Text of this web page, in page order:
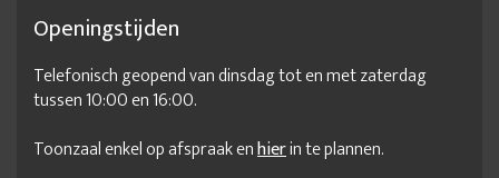
Openingstijden
Telefonisch geopend van dinsdag tot en met zaterdag
tussen 10:00 en 16:00.
Toonzaal enkel op afspraak enhierin te plannen.